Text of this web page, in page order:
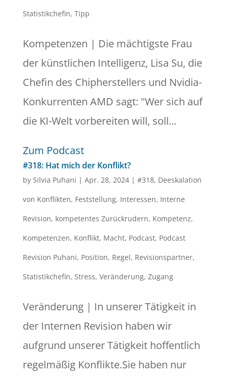
Statistikchefin, Tipp
Kompetenzen | Die mächtigste Frau
der künstlichen Intelligenz, Lisa Su, die
Chefin des Chipherstellers und Nvidia-
Konkurrenten AMD sagt: "Wer sich auf
die KI-Welt vorbereiten will, soll...
Zum Podcast
#318: Hat mich der Konflikt?
by Silvia Puhani | Apr. 28, 2024| #318, Deeskalation
von Konflikten, Feststellung, Interessen, Interne
Revision, kompetentes Zurückrudern, Kompetenz,
Kompetenzen, Konflikt, Macht, Podcast, Podcast
Revision Puhani, Position, Regel, Revisionspartner,
Statistikchefin, Stress, Veränderung, Zugang
Veränderung | In unserer Tätigkeit in
der Internen Revision haben wir
aufgrund unserer Tätigkeit hoffentlich
regelmäßig Konflikte.Sie haben nur